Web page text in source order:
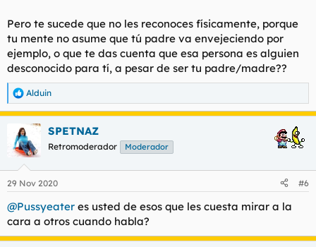
cercanos.
Resumiendo, me pasa que estando hoy por ejemplo con mi
padre, cortándole el pelo con la maquinilla, por unos segundos,
al verlo en el espejo, he sentido que no conocía a ese señor
reflejado de nada. Pero absolutamente de nada. Como si lo
acabara de conocer en ese mismo momento.
entristecido un poco, al verle ya cerca de los 60 tacos con una
caída en picado en el plano físico, y reprocharme a mi mismo,
haciéndome sentir culpable por atreverme a pensar que no
conozco de nada a mi padre.
abuelos, de estar tan pancho y de repente sentir que no
conozco de nada a esa persona, de ser un completo extraño,
así literal.
Pero te sucede que no les reconoces físicamente, porque
tu mente no asume que tú padre va envejeciendo por
ejemplo, o que te das cuenta que esa persona es alguien
desconocido para tí, a pesar de ser tu padre/madre??
R
e
c
i
e
:
Alduin
SPETNAZ
Retromoderador Moderador
29 Nov 2020 #6
@Pussyeater es usted de esos que les cuesta mirar a la
cara a otros cuando habla?